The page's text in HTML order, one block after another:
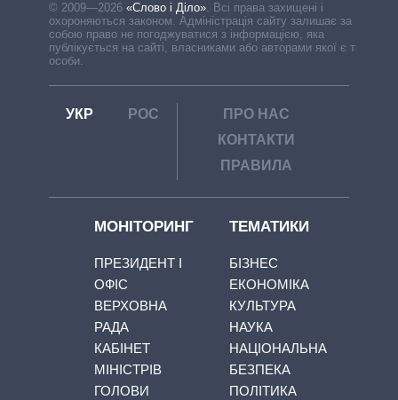
© 2009—2026 «Слово і Діло». Всі права захищені і
охороняються законом. Адміністрація сайту залишає за
собою право не погоджуватися з інформацією, яка
публікується на сайті, власниками або авторами якої є треті
особи.
УКР РОС
ПРО НАС
КОНТАКТИ
ПРАВИЛА
МОНІТОРИНГ
ПРЕЗИДЕНТ І
ОФІС
ВЕРХОВНА
РАДА
КАБІНЕТ
МІНІСТРІВ
ГОЛОВИ
ТЕМАТИКИ
БІЗНЕС
ЕКОНОМІКА
КУЛЬТУРА
НАУКА
НАЦІОНАЛЬНА
БЕЗПЕКА
ПОЛІТИКА